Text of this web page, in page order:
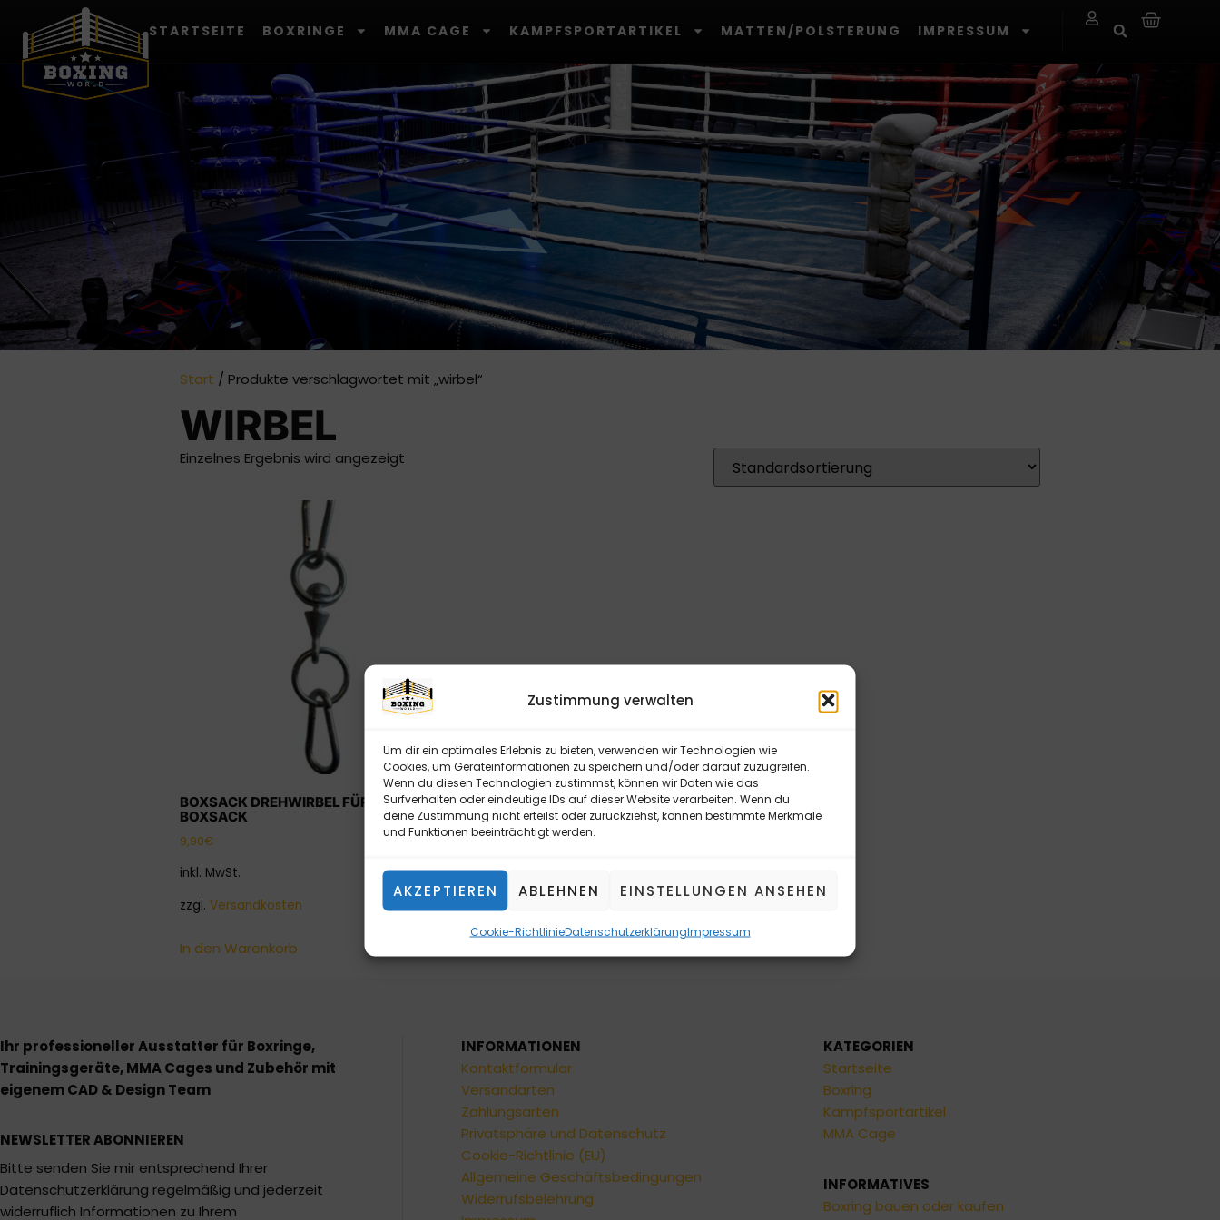
Zustimmung verwalten
Um dir ein optimales Erlebnis zu bieten, verwenden wir Technologien wie
Cookies, um Geräteinformationen zu speichern und/oder darauf zuzugreifen.
Wenn du diesen Technologien zustimmst, können wir Daten wie das
Surfverhalten oder eindeutige IDs auf dieser Website verarbeiten. Wenn du
deine Zustimmung nicht erteilst oder zurückziehst, können bestimmte Merkmale
und Funktionen beeinträchtigt werden.
AKZEPTIEREN ABLEHNEN EINSTELLUNGEN ANSEHEN
Cookie-RichtlinieDatenschutzerklärungImpressum
STARTSEITE BOXRINGE MMA CAGE KAMPFSPORTARTIKEL MATTEN/POLSTERUNG IMPRESSUM
Start / Produkte verschlagwortet mit „wirbel“
WIRBEL
Einzelnes Ergebnis wird angezeigt
BOXSACK DREHWIRBEL FÜR LEICHTEN
BOXSACK
9,90€
inkl. MwSt.
zzgl.Versandkosten
In den Warenkorb
Ihr professioneller Ausstatter für Boxringe,
Trainingsgeräte, MMA Cages und Zubehör mit
eigenem CAD & Design Team
NEWSLETTER ABONNIEREN
Bitte senden Sie mir entsprechend Ihrer
Datenschutzerklärung regelmäßig und jederzeit
widerruflich Informationen zu Ihrem
INFORMATIONEN
Kontaktformular
Versandarten
Zahlungsarten
Privatsphäre und Datenschutz
Cookie-Richtlinie (EU)
Allgemeine Geschäftsbedingungen
Widerrufsbelehrung
KATEGORIEN
Startseite
Boxring
Kampfsportartikel
MMA Cage
INFORMATIVES
Boxring bauen oder kaufen